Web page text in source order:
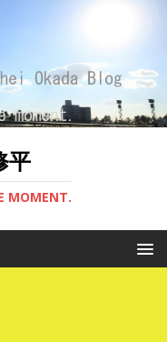
平
MOMENT.